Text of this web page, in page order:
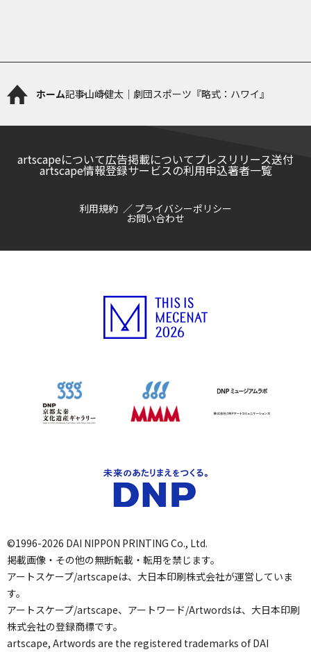
ホーム記事山﨑健太｜劇団スポーツ『略式：ハワイ』
artscapeについて広告掲載についてプレスリリース送付
artscape情報登録サービスの利用申込著者一覧
利用規約 プライバシーポリシー
お問い合わせ
©1996-2026 DAI NIPPON PRINTING Co., Ltd.
掲載画像・その他の無断転載・転用を禁じます。
アートスケープ/artscapeは、大日本印刷株式会社が運営していま
す。
アートスケープ/artscape、アートワード/Artwordsは、大日本印刷
株式会社の登録商標です。
artscape, Artwords are the registered trademarks of DAI